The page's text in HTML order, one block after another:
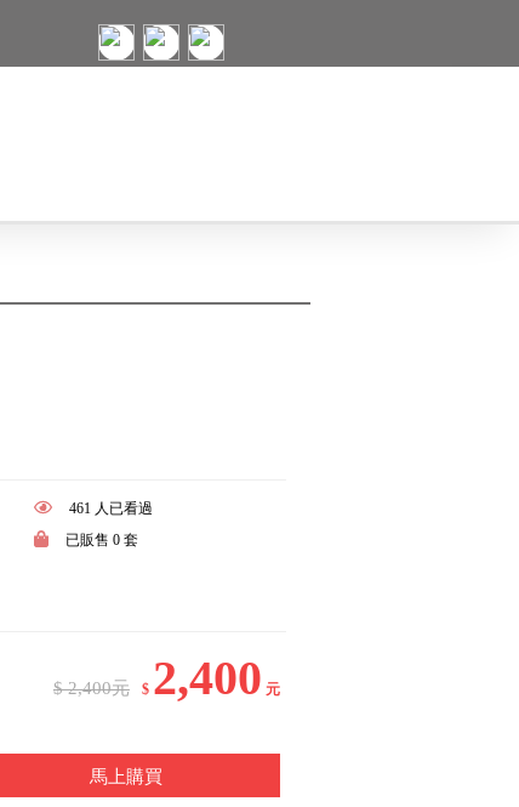
461 人已看過
已販售 0 套
$ 2,400元 $ 2,400 元
馬上購買